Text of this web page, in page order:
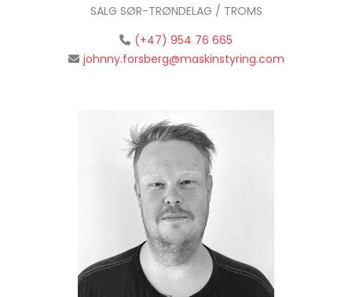
SALG SØR-TRØNDELAG / TROMS
(+47) 954 76 665
johnny.forsberg@maskinstyring.com